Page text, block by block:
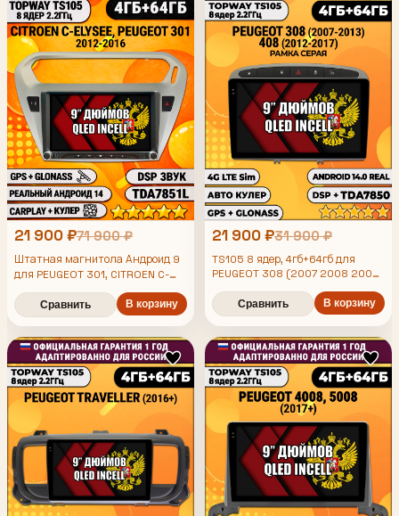
21 900 ₽71 900 ₽
Штатная магнитола Андроид 9
для PEUGEOT 301, CITROEN C-
ELYSEE (2012-2016), 4/64гб, DSP,
Topway TS105, беспроводной
CarPlay и Android Auto, GPS и
ГЛОНАСС
Сравнить В корзину
21 900 ₽31 900 ₽
TS105 8 ядер, 4гб+64гб для
PEUGEOT 308 (2007 2008 2009
(2012 2013 2014 2015 2016
2017), Android магнитола
Сравнить В корзину